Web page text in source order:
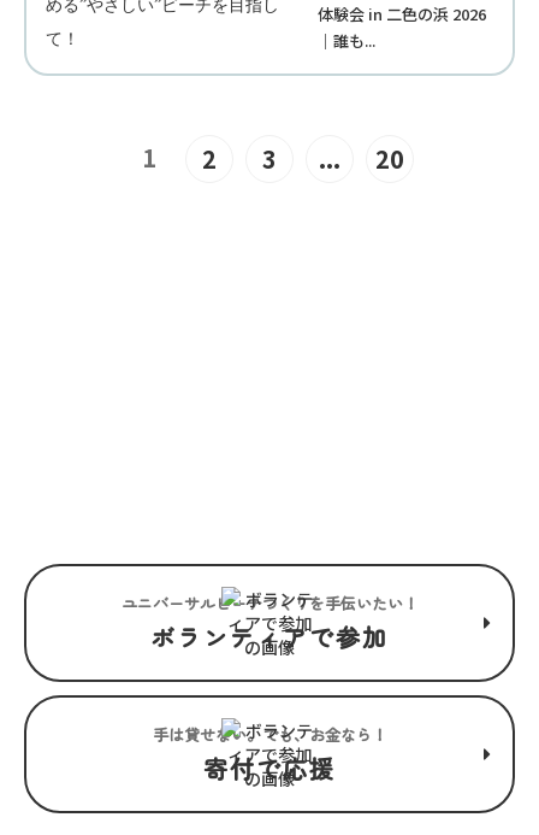
体験会 in 二色の浜 2026
｜誰も...
1 2 3 ... 20
ユニバーサルビーチつくりを手伝いたい！
ボランティアで参加
手は貸せない。でも、お金なら！
寄付で応援